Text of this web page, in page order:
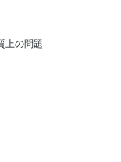
上の問題